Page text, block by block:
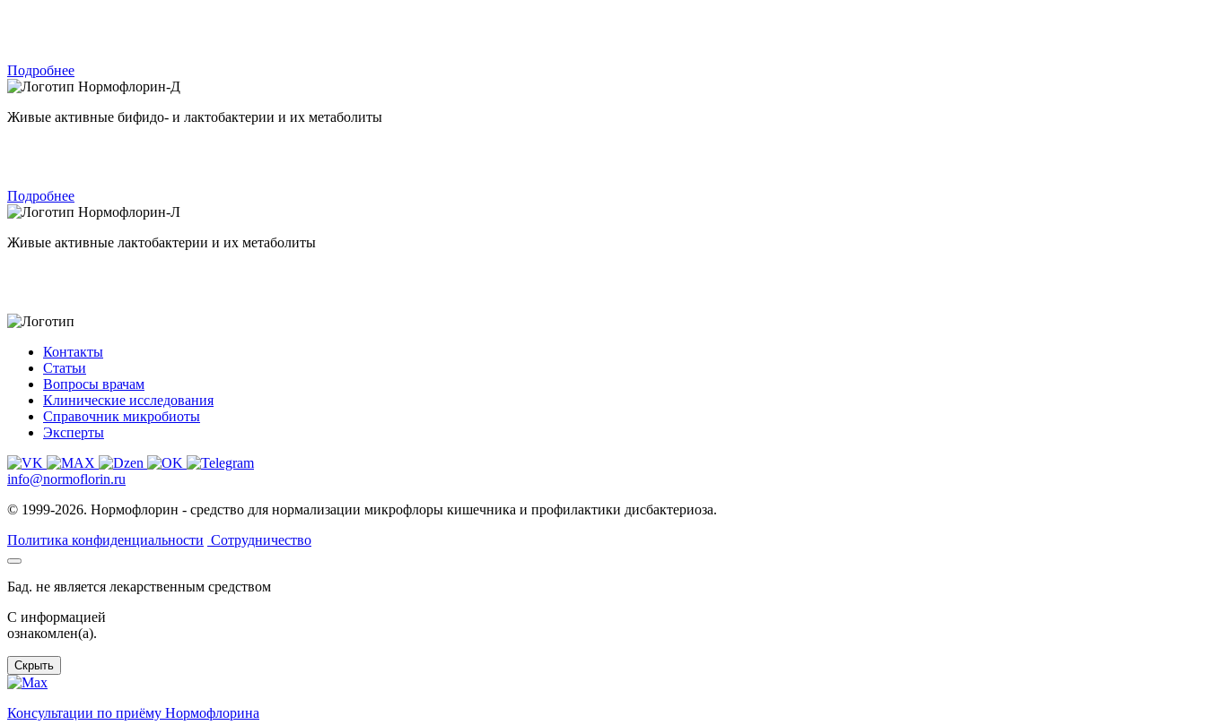
Подробнее
Нормофлорин-Д
Живые активные бифидо- и лактобактерии и их метаболиты
Подробнее
Нормофлорин-Л
Живые активные лактобактерии и их метаболиты
Контакты
Статьи
Вопросы врачам
Клинические исследования
Справочник микробиоты
Эксперты
info@normoflorin.ru
© 1999-2026. Нормофлорин - средство для нормализации микрофлоры кишечника и профилактики дисбактериоза.
Политика конфиденциальности Сотрудничество
Бад. не является лекарственным средством
C информацией
ознакомлен(а).
Скрыть
Консультации по приёму Нормофлорина